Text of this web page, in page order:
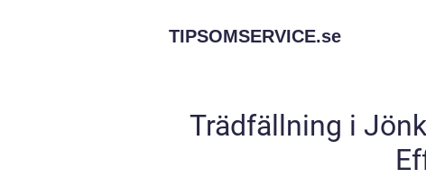
TIPSOMSERVICE.se
Trädfällning i